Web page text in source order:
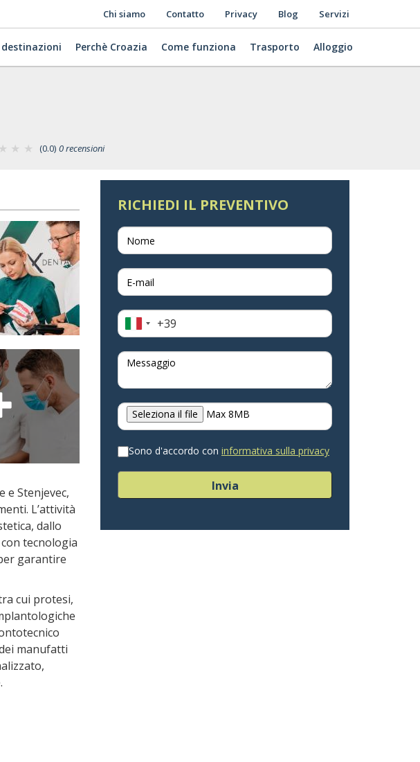
Chi siamo Contatto Privacy Blog Servizi
Perchè Croazia Come funziona Trasporto Alloggio
(0.0) 0 recensioni
e Stenjevec,
L’attività
dallo
tecnologia
garantire
cui protesi,
manufatti
RICHIEDI IL PREVENTIVO
Italia
+39
+39
Seleziona il file Max 8MB
Sono d'accordo con informativa sulla privacy
Invia